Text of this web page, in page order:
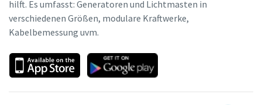
hilft. Es umfasst: Generatoren und Lichtmasten in
verschiedenen Größen, modulare Kraftwerke,
Kabelbemessung uvm.